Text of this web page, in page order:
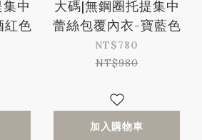
中
紅色
大碼|無鋼圈托提集中
蕾絲包覆內衣-寶藍色
NT$780
NT$980
加入購物車